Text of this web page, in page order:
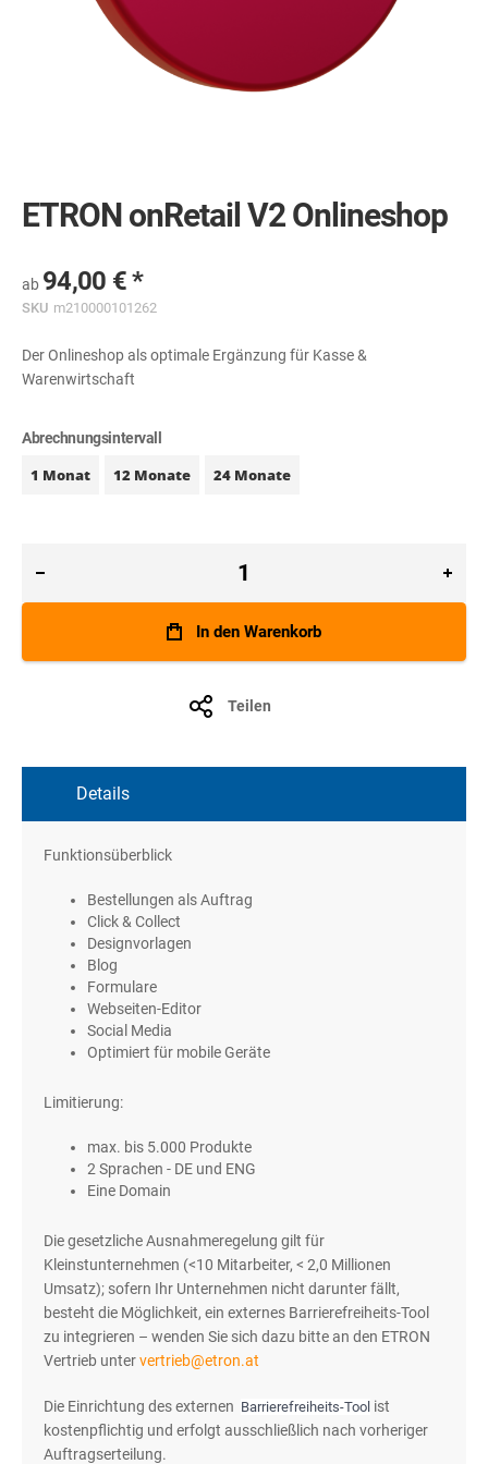
beginning
of
images
ETRON onRetail V2 Onlineshop
ab 94,00 €
SKU m210000101262
Der Onlineshop als optimale Ergänzung für Kasse &
Warenwirtschaft
Abrechnungsintervall
1 Monat 12 Monate 24 Monate
In den Warenkorb
Teilen
Details
Funktionsüberblick
Bestellungen als Auftrag
Click & Collect
Designvorlagen
Blog
Formulare
Webseiten-Editor
Social Media
Optimiert für mobile Geräte
Limitierung:
max. bis 5.000 Produkte
2 Sprachen - DE und ENG
Eine Domain
Die gesetzliche Ausnahmeregelung gilt für
Kleinstunternehmen (<10 Mitarbeiter, < 2,0 Millionen
Umsatz); sofern Ihr Unternehmen nicht darunter fällt,
besteht die Möglichkeit, ein externes Barrierefreiheits-Tool
zu integrieren – wenden Sie sich dazu bitte an den ETRON
Vertrieb untervertrieb@etron.at
Die Einrichtung des externen Barrierefreiheits-Tool ist
kostenpflichtig und erfolgt ausschließlich nach vorheriger
Auftragserteilung.